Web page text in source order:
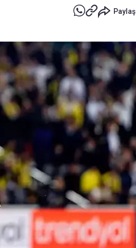
Paylaş